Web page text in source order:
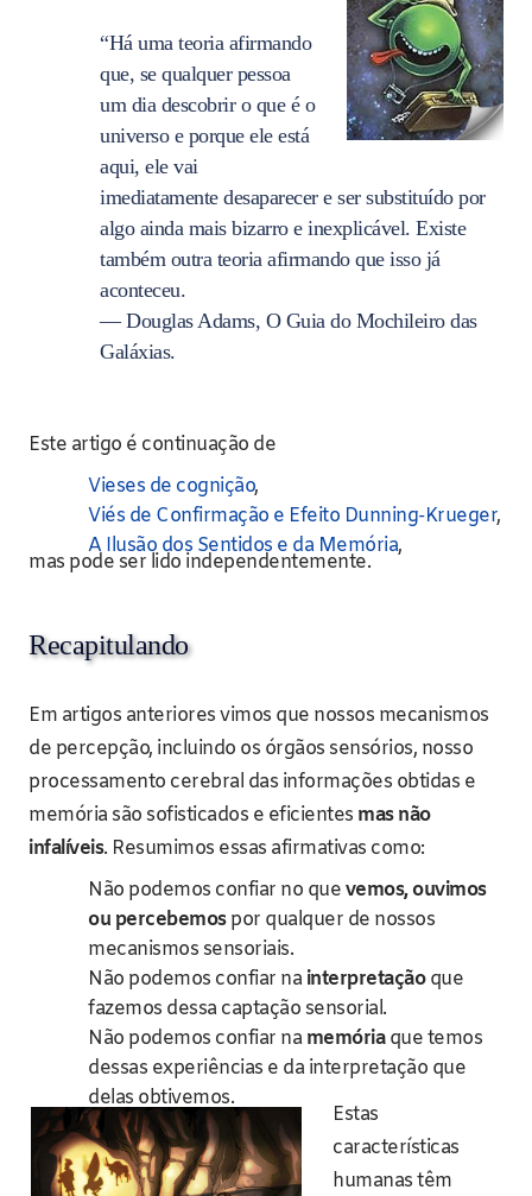
“Há uma teoria afirmando
que, se qualquer pessoa
um dia descobrir o que é o
universo e porque ele está
aqui, ele vai
imediatamente desaparecer e ser substituído por
algo ainda mais bizarro e inexplicável. Existe
também outra teoria afirmando que isso já
aconteceu.
— Douglas Adams, O Guia do Mochileiro das
Galáxias.
Este artigo é continuação de
Vieses de cognição,
Viés de Confirmação e Efeito Dunning-Krueger,
A Ilusão dos Sentidos e da Memória,
mas pode ser lido independentemente.
Recapitulando
Em artigos anteriores vimos que nossos mecanismos
de percepção, incluindo os órgãos sensórios, nosso
processamento cerebral das informações obtidas e
memória são sofisticados e eficientes mas não
infalíveis. Resumimos essas afirmativas como:
Não podemos confiar no quevemos, ouvimos
ou percebemospor qualquer de nossos
mecanismos sensoriais.
Não podemos confiar nainterpretaçãoque
fazemos dessa captação sensorial.
Não podemos confiar namemóriaque temos
dessas experiências e da interpretação que
delas obtivemos.
Estas
características
humanas têm